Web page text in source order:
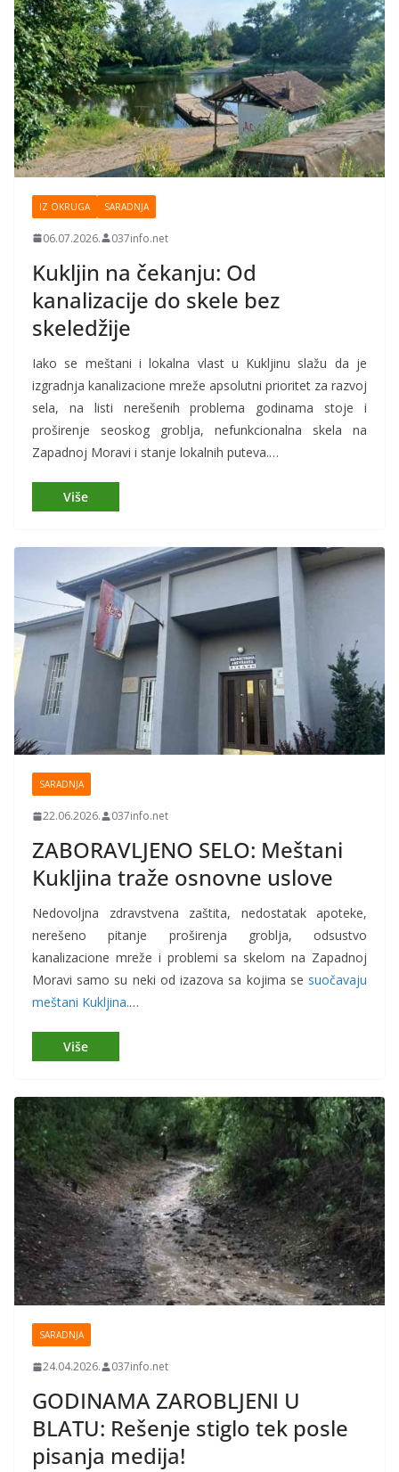
IZ OKRUGA SARADNJA
06.07.2026. 037info.net
Kukljin na čekanju: Od
kanalizacije do skele bez
skeledžije
Iako se meštani i lokalna vlast u Kukljinu slažu da je
izgradnja kanalizacione mreže apsolutni prioritet za razvoj
sela, na listi nerešenih problema godinama stoje i
proširenje seoskog groblja, nefunkcionalna skela na
Zapadnoj Moravi i stanje lokalnih puteva.…
SARADNJA
22.06.2026. 037info.net
ZABORAVLJENO SELO: Meštani
Kukljina traže osnovne uslove
Nedovoljna zdravstvena zaštita, nedostatak apoteke,
nerešeno pitanje proširenja groblja, odsustvo
kanalizacione mreže i problemi sa skelom na Zapadnoj
Moravi samo su neki od izazova sa kojima se suočavaju
meštani Kukljina.…
SARADNJA
24.04.2026. 037info.net
GODINAMA ZAROBLJENI U
BLATU: Rešenje stiglo tek posle
pisanja medija!